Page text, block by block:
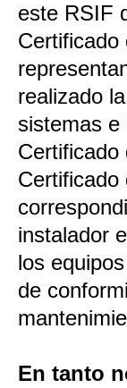
este RSIF
Certificado
realizado
sistemas e
Certificado
Certificado
instalador
los
de
En tanto